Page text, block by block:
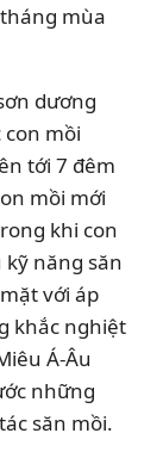
mùa
dương
mồi
tới 7 đêm
mồi mới
khi con
kỹ năng săn
với áp
khắc nghiệt
Á-Âu
những
săn mồi.